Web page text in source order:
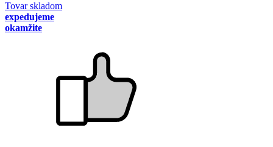
Tovar skladom
expedujeme
okamžite